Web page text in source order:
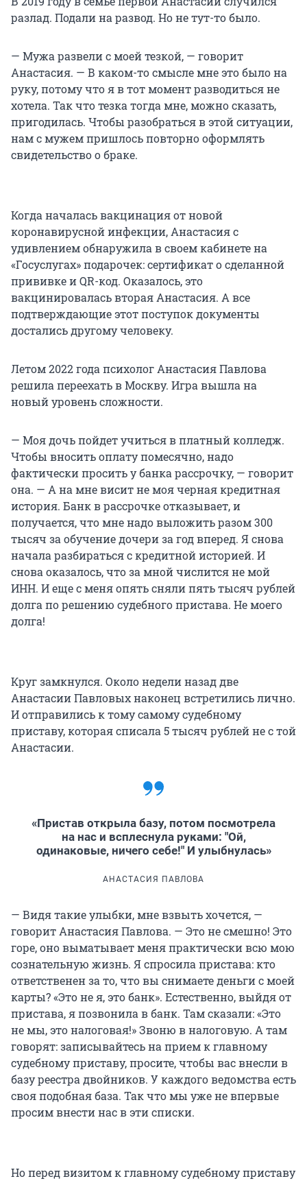
разлад. Подали на развод. Но не тут-то было.
— Мужа развели с моей тезкой, — говорит
Анастасия. — В каком-то смысле мне это было на
руку, потому что я в тот момент разводиться не
хотела. Так что тезка тогда мне, можно сказать,
пригодилась. Чтобы разобраться в этой ситуации,
нам с мужем пришлось повторно оформлять
свидетельство о браке.
Когда началась вакцинация от новой
коронавирусной инфекции, Анастасия с
удивлением обнаружила в своем кабинете на
«Госуслугах» подарочек: сертификат о сделанной
прививке и QR-код. Оказалось, это
вакцинировалась вторая Анастасия. А все
подтверждающие этот поступок документы
достались другому человеку.
Летом 2022 года психолог Анастасия Павлова
решила переехать в Москву. Игра вышла на
новый уровень сложности.
— Моя дочь пойдет учиться в платный колледж.
Чтобы вносить оплату помесячно, надо
фактически просить у банка рассрочку, — говорит
она. — А на мне висит не моя черная кредитная
история. Банк в рассрочке отказывает, и
получается, что мне надо выложить разом 300
тысяч за обучение дочери за год вперед. Я снова
начала разбираться с кредитной историей. И
снова оказалось, что за мной числится не мой
ИНН. И еще с меня опять сняли пять тысяч рублей
долга по решению судебного пристава. Не моего
долга!
Круг замкнулся. Около недели назад две
Анастасии Павловых наконец встретились лично.
И отправились к тому самому судебному
приставу, которая списала 5 тысяч рублей не с той
Анастасии.
«Пристав открыла базу, потом посмотрела
на нас и всплеснула руками: "Ой,
одинаковые, ничего себе!" И улыбнулась»
АНАСТАСИЯ ПАВЛОВА
— Видя такие улыбки, мне взвыть хочется, —
говорит Анастасия Павлова. — Это не смешно! Это
горе, оно выматывает меня практически всю мою
сознательную жизнь. Я спросила пристава: кто
ответственен за то, что вы снимаете деньги с моей
карты? «Это не я, это банк». Естественно, выйдя от
пристава, я позвонила в банк. Там сказали: «Это
не мы, это налоговая!» Звоню в налоговую. А там
говорят: записывайтесь на прием к главному
судебному приставу, просите, чтобы вас внесли в
базу реестра двойников. У каждого ведомства есть
своя подобная база. Так что мы уже не впервые
просим внести нас в эти списки.
Но перед визитом к главному судебному приставу